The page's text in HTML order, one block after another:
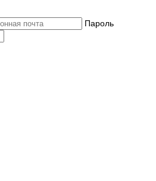
Пароль